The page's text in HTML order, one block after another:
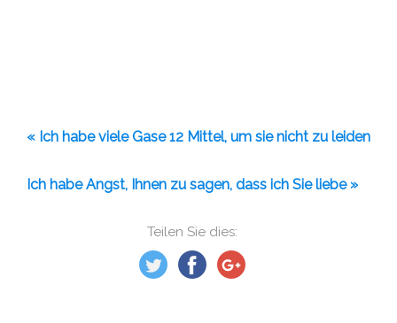
Teilen Sie dies:
« Ich habe viele Gase 12 Mittel, um sie nicht zu leiden
Ich habe Angst, Ihnen zu sagen, dass ich Sie liebe »